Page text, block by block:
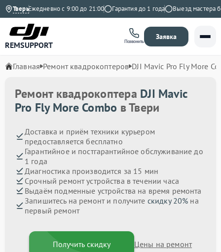
Тверь
Ежедневно с 9:00 до 21:00 Гарантия до 1 года Выезд мастера
REMSUPPORT Позвонить
Заявка
Главная Ремонт квадрокоптеров DJI Mavic Pro Fly More
Ремонт квадрокоптера DJI Mavic
Pro Fly More Combo в Твери
Доставка и приём техники курьером
предоставляется бесплатно
Гарантийное и постгарантийное обслуживание до
1 года
Диагностика производится за 15 мин
Срочный ремонт устройства в течении часа
Выдаём подменные устройства на время ремонта
Запишитесь на ремонт и получите скидку 20% на
первый ремонт
Получить скидку Цены на ремонт